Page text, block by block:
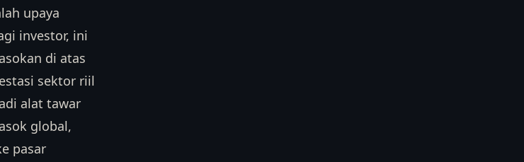
upaya
investor, ini
di atas
sektor riil
alat tawar
global,
pasar